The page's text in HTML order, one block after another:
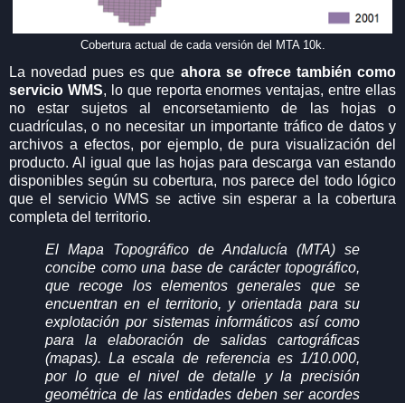
Cobertura actual de cada versión del MTA 10k.
La novedad pues es que ahora se ofrece también como
servicio WMS, lo que reporta enormes ventajas, entre ellas
no estar sujetos al encorsetamiento de las hojas o
cuadrículas, o no necesitar un importante tráfico de datos y
archivos a efectos, por ejemplo, de pura visualización del
producto. Al igual que las hojas para descarga van estando
disponibles según su cobertura, nos parece del todo lógico
que el servicio WMS se active sin esperar a la cobertura
completa del territorio.
El Mapa Topográfico de Andalucía (MTA) se
concibe como una base de carácter topográfico,
que recoge los elementos generales que se
encuentran en el territorio, y orientada para su
explotación por sistemas informáticos así como
para la elaboración de salidas cartográficas
(mapas). La escala de referencia es 1/10.000,
por lo que el nivel de detalle y la precisión
geométrica de las entidades deben ser acordes